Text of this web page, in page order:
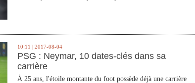
10:11 | 2017-08-04
PSG : Neymar, 10 dates-clés dans sa
carrière
À 25 ans, l'étoile montante du foot possède déjà une carrière